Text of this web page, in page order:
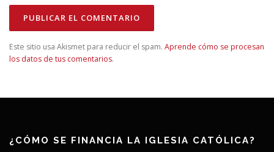
Este sitio usa Akismet para reducir el spam. Aprende cómo se procesan
los datos de tus comentarios.
¿CÓMO SE FINANCIA LA IGLESIA CATÓLICA?